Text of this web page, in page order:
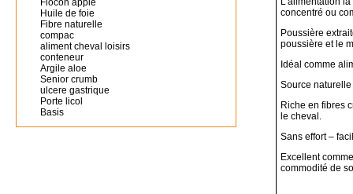
Flocon apple
Huile de foie
Fibre naturelle
compac
aliment cheval loisirs
conteneur
Argile aloe
Senior crumb
ulcere gastrique
Porte licol
Basis
concentré ou
Poussière
poussière et le
Idéal comme
Source
Riche en fibres
le cheval.
Sans effort –
Excellent
commodité de